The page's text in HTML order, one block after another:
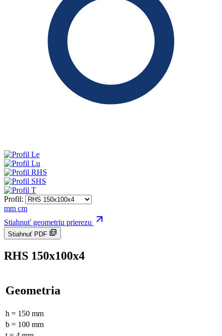
Profil:
mm cm
Stiahnuť geometriu prierezu
Stiahnuť PDF
RHS 150x100x4
Geometria
h = 150 mm
b = 100 mm